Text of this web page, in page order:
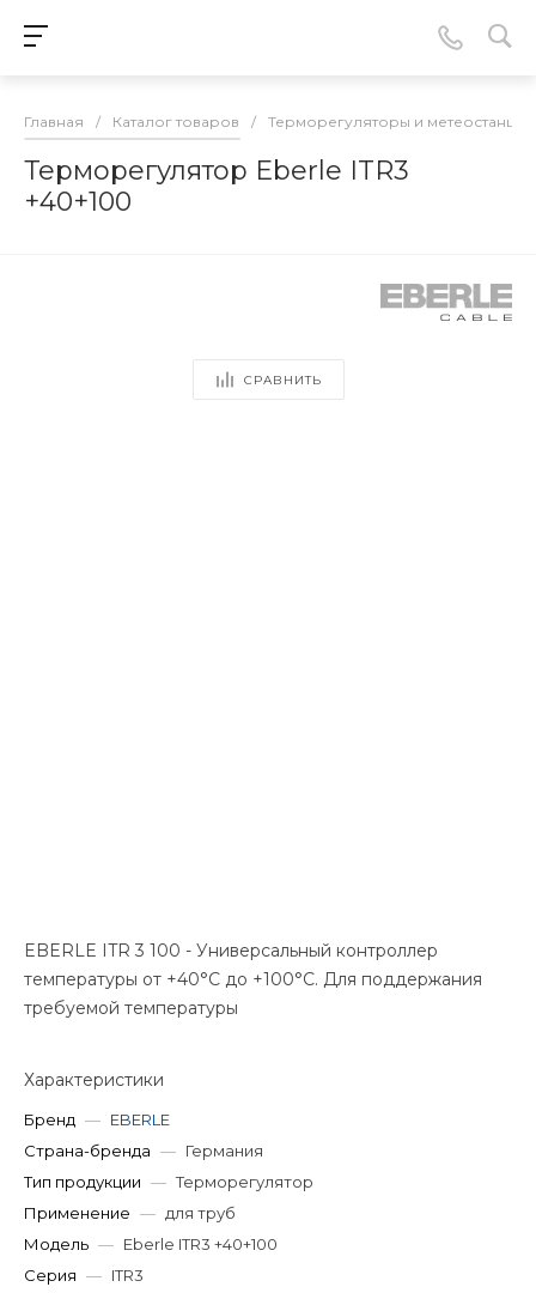
Главная / Каталог товаров / Терморегуляторы и
Терморегулятор Eberle ITR3
+40+100
СРАВНИТЬ
EBERLE ITR 3 100 - Универсальный контроллер
температуры от +40°С до +100°С. Для поддержания
требуемой температуры
Характеристики
Бренд — EBERLE
Страна-бренда — Германия
Тип продукции — Терморегулятор
Применение — для труб
Модель — Eberle ITR3 +40+100
Серия — ITR3